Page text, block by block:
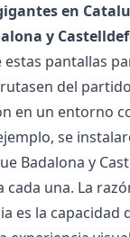
en
y
estas pantallas
del
en un entorno
se
Badalona y
cada una. La
es la capacidad